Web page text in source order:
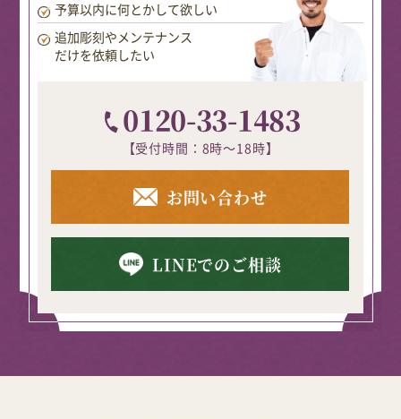
予算以内に何とかして欲しい
追加彫刻やメンテナンス
だけを依頼したい
0120-33-1483
【受付時間：8時～18時】
お問い合わせ
LINEでのご相談